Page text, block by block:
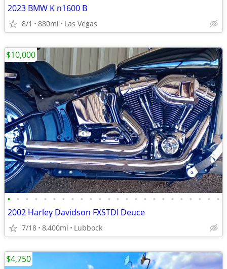
2023 BMW K n1600 B
8/1 880mi Las Vegas
• • • • • • • • • • • • • • • • • • • • • • • •
2002 Harley Davidson FXSTDI Deuce
7/18 8,400mi Lubbock
$10,000
$4,750